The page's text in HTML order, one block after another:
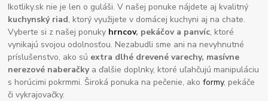
Ikotliky.sk nie je len o guláši. V našej ponuke nájdete aj kvalitný
kuchynský riad, ktorý využijete v domácej kuchyni aj na chate.
Vyberte si z našej ponuky hrncov, pekáčov a panvíc, ktoré
vynikajú svojou odolnosťou. Nezabudli sme ani na nevyhnutné
príslušenstvo, ako sú extra dlhé drevené varechy, masívne
nerezové naberačkya ďalšie doplnky, ktoré uľahčujú manipuláciu
s horúcimi pokrmmi. Široká ponuka na pečenie, akoformy, pekáče
či vykrajovačky.